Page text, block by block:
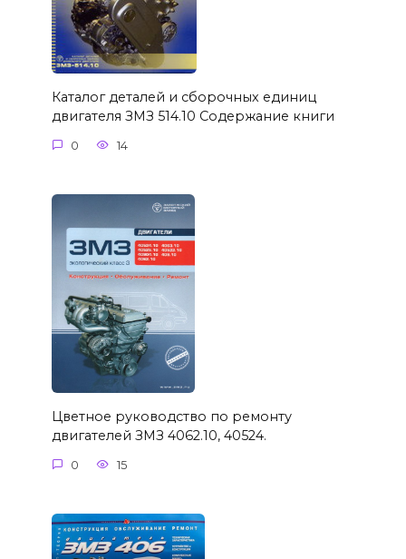
Каталог деталей и сборочных единиц
двигателя ЗМЗ 514.10 Содержание книги
0 14
Цветное руководство по ремонту
двигателей ЗМЗ 4062.10, 40524.
0 15